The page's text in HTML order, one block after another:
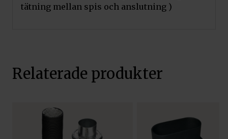
tätning mellan spis och anslutning )
Relaterade produkter